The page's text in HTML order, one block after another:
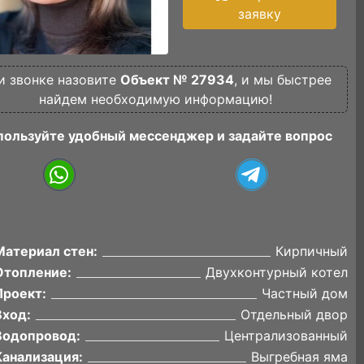
заявку
звонке назовите Объект № 27934, и мы быстрее
найдем необходимую информацию!
удобный мессенджер и задайте вопрос
стен:
Кирпичный
Двухконтурный котел
Частный дом
Отдельный двор
Централизованный
Выгребная яма